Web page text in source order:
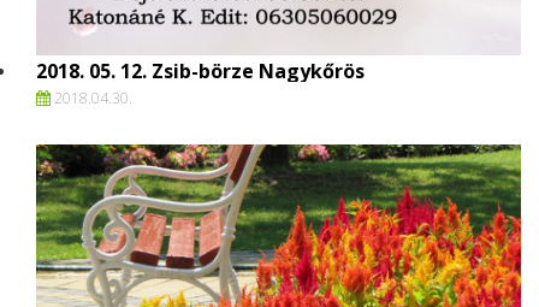
2018. 05. 12. Zsib-börze Nagykőrös
2018.04.30.